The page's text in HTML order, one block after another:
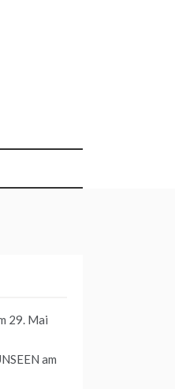
29. Mai
am